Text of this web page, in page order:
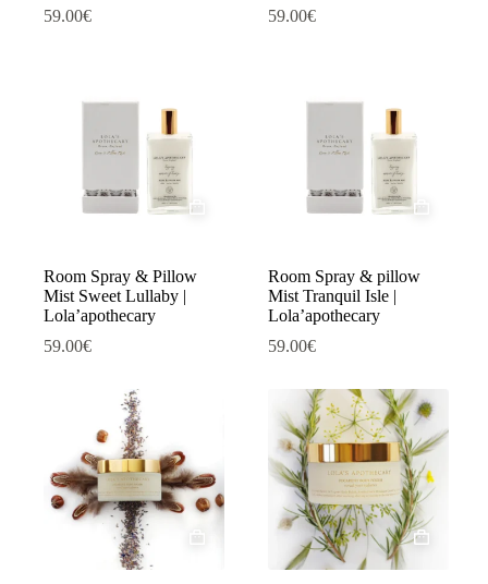
59.00€
59.00€
Room Spray & Pillow
Mist Sweet Lullaby |
Lola’apothecary
59.00€
Room Spray & pillow
Mist Tranquil Isle |
Lola’apothecary
59.00€